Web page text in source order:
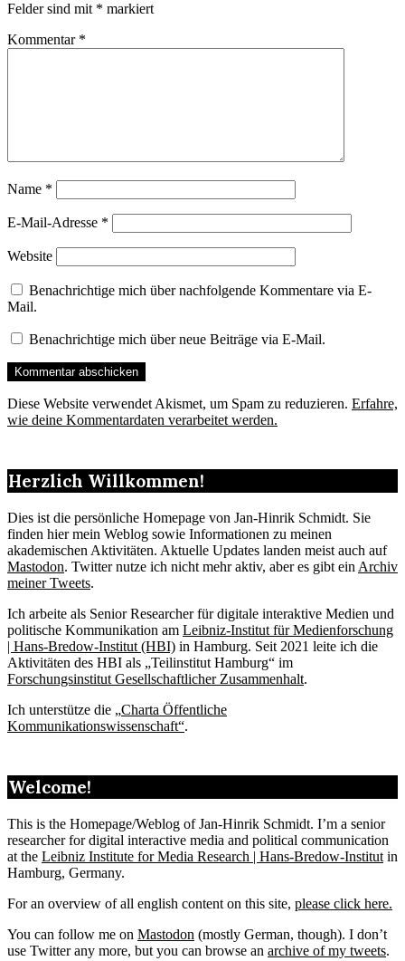
Felder sind mit * markiert
Kommentar *
Name *
E-Mail-Adresse *
Website
Benachrichtige mich über nachfolgende Kommentare via E-
Mail.
Benachrichtige mich über neue Beiträge via E-Mail.
Diese Website verwendet Akismet, um Spam zu reduzieren. Erfahre,
wie deine Kommentardaten verarbeitet werden.
Herzlich Willkommen!
Dies ist die persönliche Homepage von Jan-Hinrik Schmidt. Sie
finden hier mein Weblog sowie Informationen zu meinen
akademischen Aktivitäten. Aktuelle Updates landen meist auch auf
Mastodon. Twitter nutze ich nicht mehr aktiv, aber es gibt ein Archiv
meiner Tweets.
Ich arbeite als Senior Researcher für digitale interaktive Medien und
politische Kommunikation am Leibniz-Institut für Medienforschung
| Hans-Bredow-Institut (HBI) in Hamburg. Seit 2021 leite ich die
Aktivitäten des HBI als „Teilinstitut Hamburg“ im
Forschungsinstitut Gesellschaftlicher Zusammenhalt.
Ich unterstütze die „Charta Öffentliche
Kommunikationswissenschaft“.
Welcome!
This is the Homepage/Weblog of Jan-Hinrik Schmidt. I’m a senior
researcher for digital interactive media and political communication
at the Leibniz Institute for Media Research | Hans-Bredow-Institut in
Hamburg, Germany.
For an overview of all english content on this site, please click here.
You can follow me on Mastodon (mostly German, though). I don’t
use Twitter any more, but you can browse an archive of my tweets.